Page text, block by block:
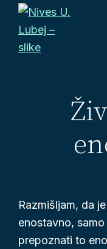
Preskoči
primarno
Preskoči
glavno
Preskoči
noge
vaše
življenje
postane
Razmišljam, da
enostavno,
prepoznati to